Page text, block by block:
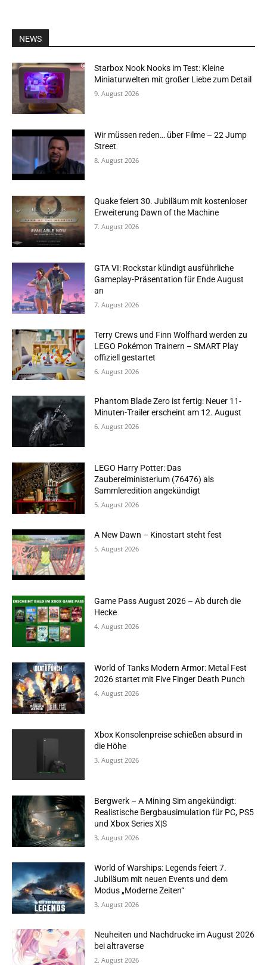
NEWS
Starbox Nook Nooks im Test: Kleine
Miniaturwelten mit großer Liebe zum Detail
9. August 2026
Wir müssen reden… über Filme – 22 Jump
Street
8. August 2026
Quake feiert 30. Jubiläum mit kostenloser
Erweiterung Dawn of the Machine
7. August 2026
GTA VI: Rockstar kündigt ausführliche
Gameplay-Präsentation für Ende August
an
7. August 2026
Terry Crews und Finn Wolfhard werden zu
LEGO Pokémon Trainern – SMART Play
offiziell gestartet
6. August 2026
Phantom Blade Zero ist fertig: Neuer 11-
Minuten-Trailer erscheint am 12. August
6. August 2026
LEGO Harry Potter: Das
Zaubereiministerium (76476) als
Sammleredition angekündigt
5. August 2026
A New Dawn – Kinostart steht fest
5. August 2026
Game Pass August 2026 – Ab durch die
Hecke
4. August 2026
World of Tanks Modern Armor: Metal Fest
2026 startet mit Five Finger Death Punch
4. August 2026
Xbox Konsolenpreise schießen absurd in
die Höhe
3. August 2026
Bergwerk – A Mining Sim angekündigt:
Realistische Bergbausimulation für PC, PS5
und Xbox Series X|S
3. August 2026
World of Warships: Legends feiert 7.
Jubiläum mit neuen Events und dem
Modus „Moderne Zeiten“
3. August 2026
Neuheiten und Nachdrucke im August 2026
bei altraverse
2. August 2026